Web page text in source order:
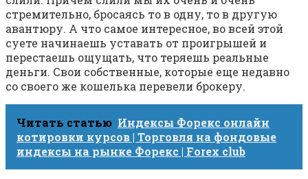
стремительно, бросаясь то в одну, то в другую
авантюру. А что самое интересное, во всей этой
суете начинаешь уставать от проигрышей и
перестаешь ощущать, что теряешь реальные
деньги. Свои собственные, которые еще недавно
со своего же кошелька перевели брокеру.
Читать статью Индексы Форекс онлайн
котировки курсов | Торговля на фондовые
индексы на рынке Форекс | Forex club